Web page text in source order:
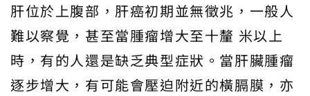
肝位於上腹部，肝癌初期並無徵兆，一般人
難以察覺，甚至當腫瘤增大至十釐 米以上
時，有的人還是缺乏典型症狀。當肝臟腫瘤
逐步增大，有可能會壓迫附近的橫膈膜，亦